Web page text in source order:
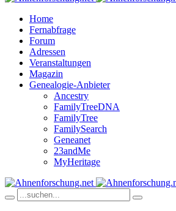
Home
Fernabfrage
Forum
Adressen
Veranstaltungen
Magazin
Genealogie-Anbieter
Ancestry
FamilyTreeDNA
FamilyTree
FamilySearch
Geneanet
23andMe
MyHeritage